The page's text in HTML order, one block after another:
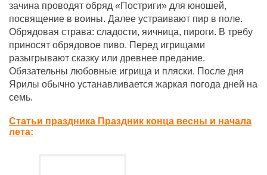
зачина проводят обряд «Постриги» для юношей,
посвящение в воины. Далее устраивают пир в поле.
Обрядовая страва: сладости, яичница, пироги. В требу
приносят обрядовое пиво. Перед игрищами
разыгрывают сказку или древнее предание.
Обязательны любовные игрища и пляски. После дня
Ярилы обычно устанавливается жаркая погода дней на
семь.
Статьи праздника Праздник конца весны и начала
лета: